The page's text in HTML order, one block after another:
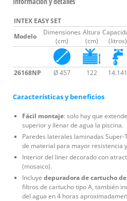
INTEX EASY SET
Modelo
Dimensiones
(cm)
Altura
(cm)
(litros)
26168NP Ø 457 122 14.141
Características y beneficios
Fácil montaje: solo hay que
superior y llenar de agua la piscina.
Paredes laterales laminadas
de material para mayor resistencia
Interior del liner decorado con
(mosaico).
Incluye depuradora de cartucho
filtros de cartucho tipo A, también
del agua en 4 horas